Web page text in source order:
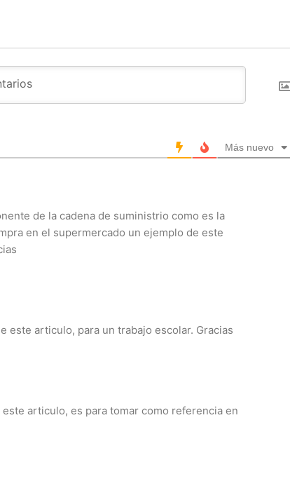
Más nuevo
de la cadena de suministrio como es la
en el supermercado un ejemplo de este
este articulo, para un trabajo escolar. Gracias
articulo, es para tomar como referencia en